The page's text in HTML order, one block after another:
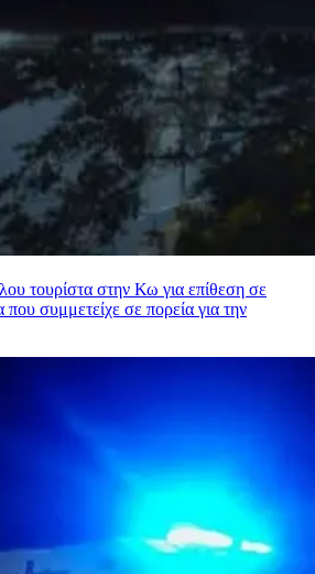
τουρίστα στην Κω για επίθεση σε
συμμετείχε σε πορεία για την